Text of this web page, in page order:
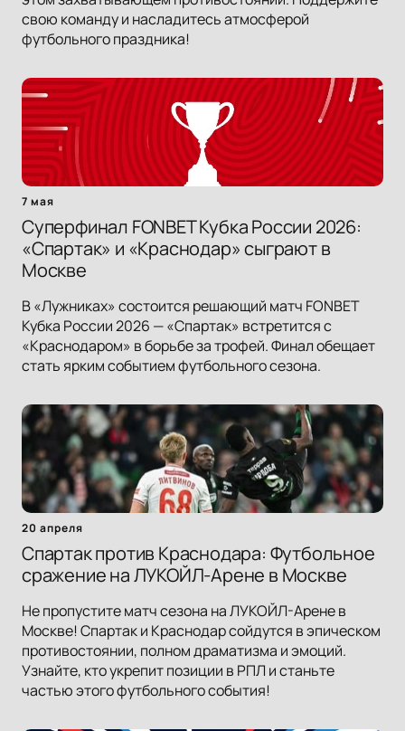
свою команду и насладитесь атмосферой
футбольного праздника!
7 мая
Суперфинал FONBET Кубка России 2026:
«Спартак» и «Краснодар» сыграют в
Москве
В «Лужниках» состоится решающий матч FONBET
Кубка России 2026 — «Спартак» встретится с
«Краснодаром» в борьбе за трофей. Финал обещает
стать ярким событием футбольного сезона.
20 апреля
Спартак против Краснодара: Футбольное
сражение на ЛУКОЙЛ-Арене в Москве
Не пропустите матч сезона на ЛУКОЙЛ-Арене в
Москве! Спартак и Краснодар сойдутся в эпическом
противостоянии, полном драматизма и эмоций.
Узнайте, кто укрепит позиции в РПЛ и станьте
частью этого футбольного события!